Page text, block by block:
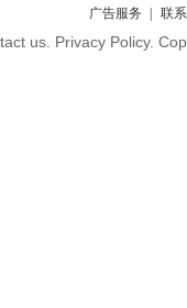
广告服务 联
us. Privacy Policy.